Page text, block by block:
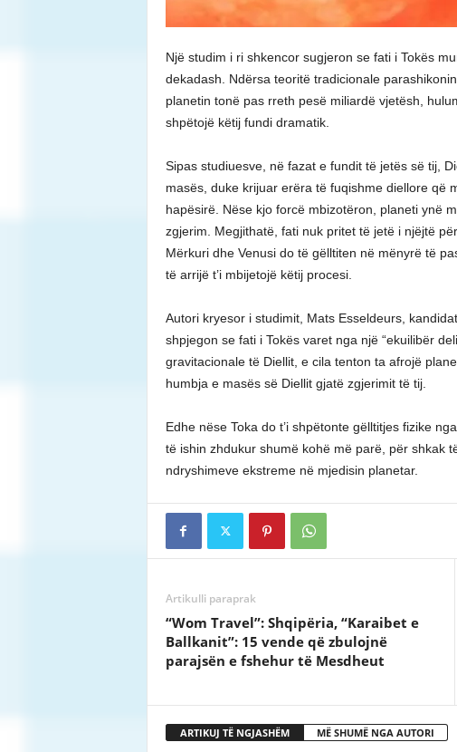
Një studim i ri shkencor sugjeron se fati i Tokës
dekadash. Ndërsa teoritë tradicionale
planetin tonë pas rreth pesë miliardë vjetësh,
shpëtojë këtij fundi dramatik.
Sipas studiuesve, në fazat e fundit të jetës së tij,
masës, duke krijuar erëra të fuqishme diellore që
hapësirë. Nëse kjo forcë mbizotëron, planeti ynë
zgjerim. Megjithatë, fati nuk pritet të jetë i njëjtë
Mërkuri dhe Venusi do të gëlltiten në mënyrë të
të arrijë t’i mbijetojë këtij procesi.
Autori kryesor i studimit, Mats Esseldeurs,
shpjegon se fati i Tokës varet nga një “ekuilibër
gravitacionale të Diellit, e cila tenton ta afrojë
humbja e masës së Diellit gjatë zgjerimit të tij.
Edhe nëse Toka do t’i shpëtonte gëlltitjes fizike
të ishin zhdukur shumë kohë më parë, për shkak
ndryshimeve ekstreme në mjedisin planetar.
Artikulli paraprak
“Wom Travel”: Shqipëria, “Karaibet e
Ballkanit”: 15 vende që zbulojnë
parajsën e fshehur të Mesdheut
ARTIKUJ TË NGJASHËM MË SHUMË NGA AUTORI